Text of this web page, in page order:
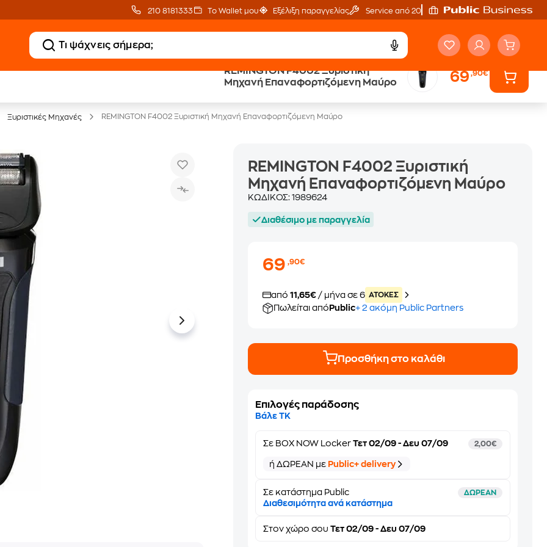
210 8181333 Το Wallet μου Εξέλιξη παραγγελίας Service από 20'
REMINGTON F4002 Ξυριστική
Μηχανή Επαναφορτιζόμενη Μαύρο
69,90€
Άτοκες Δόσεις Public επιστροφή €
Ξυριστικές Μηχανές REMINGTON F4002 Ξυριστική Μηχανή Επαναφορτιζόμενη Μαύρο
REMINGTON F4002 Ξυριστική
Μηχανή Επαναφορτιζόμενη Μαύρο
ΚΩΔΙΚΟΣ:1989624
Διαθέσιμο με παραγγελία
69,90€
από11,65€ / μήνα σε 6 ATOKEΣ
Πωλείται από Public+ 2 ακόμη Public Partners
Προσθήκη στο καλάθι
Επιλογές παράδοσης
Βάλε ΤΚ
Σε BOX NOW Locker Τετ 02/09 - Δευ 07/09 2,00€
ή ΔΩΡΕΑΝ με Public+ delivery
Σε κατάστημα Public ΔΩΡΕΑΝ
Διαθεσιμότητα ανά κατάστημα
Στονχώρο σου Τετ 02/09 - Δευ 07/09